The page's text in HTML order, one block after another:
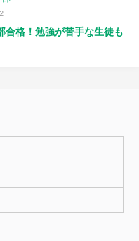
合格！勉強が苦手な生徒も